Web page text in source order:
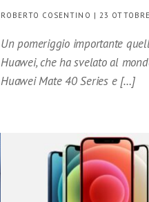
ROBERTO COSENTINO | 23
Un pomeriggio importante
Huawei, che ha svelato al
Huawei Mate 40 Series e […]